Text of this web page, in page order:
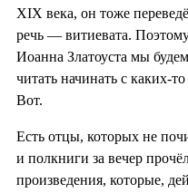
XIX века, он тоже
речь — витиевата.
Иоанна Златоуста мы
читать начинать с каких-
Вот.
Есть отцы, которых не
и полкниги за вечер
произведения, которые,